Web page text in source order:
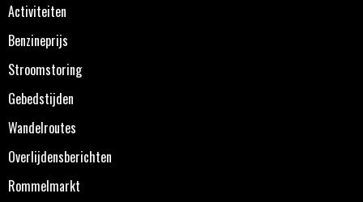
Activiteiten
Benzineprijs
Stroomstoring
Gebedstijden
Wandelroutes
Overlijdensberichten
Rommelmarkt